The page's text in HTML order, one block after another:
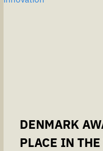
DENMARK
PLACE IN